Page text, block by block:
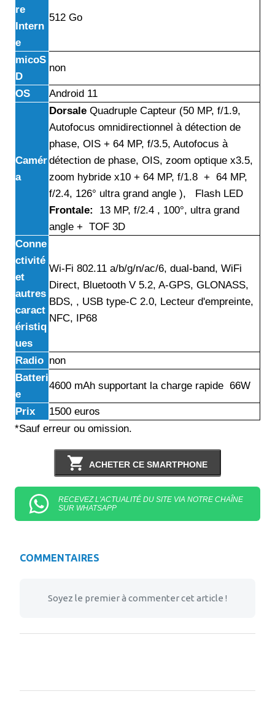
re
Intern
e
512 Go
micoS
D
non
OS Android 11
Camér
a
Dorsale Quadruple Capteur (50 MP, f/1.9,
Autofocus omnidirectionnel à détection de
phase, OIS + 64 MP, f/3.5, Autofocus à
détection de phase, OIS, zoom optique x3.5,
zoom hybride x10 + 64 MP, f/1.8 + 64 MP,
f/2.4, 126° ultra grand angle ), Flash LED
Frontale:
13 MP, f/2.4 , 100°, ultra grand
angle + TOF 3D
Conne
ctivité
et
autres
caract
éristiq
ues
Wi-Fi 802.11 a/b/g/n/ac/6, dual-band, WiFi
Direct, Bluetooth V 5.2, A-GPS, GLONASS,
BDS, , USB type-C 2.0, Lecteur d'empreinte,
NFC, IP68
Radio non
Batteri
e
4600 mAh supportant la charge rapide 66W
Prix
1500 euros
*Sauf erreur ou omission.
ACHETER CE SMARTPHONE
RECEVEZ L'ACTUALITÉ DU SITE VIA NOTRE CHAÎNE
SUR WHATSAPP
COMMENTAIRES
Soyez le premier à commenter cet article !